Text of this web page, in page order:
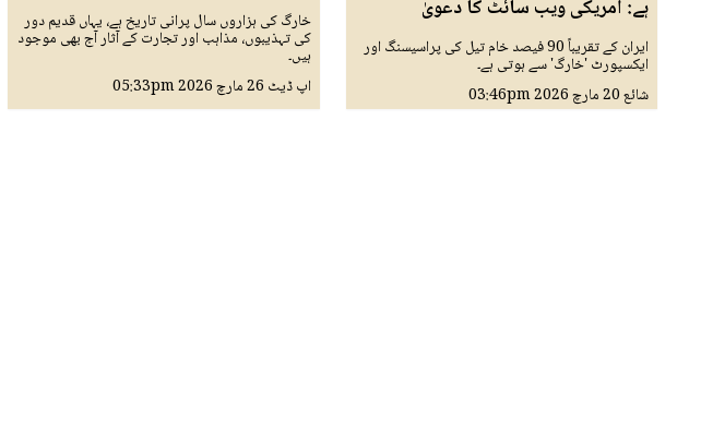
ہے: امریکی ویب سائٹ کا دعویٰ
ایران کے تقریباً 90 فیصد خام تیل کی پراسیسنگ اور
ایکسپورٹ 'خارگ' سے ہوتی ہے۔
شائع20 مارچ 2026 03:46pm
خارگ کی ہزاروں سال پرانی تاریخ ہے، یہاں قدیم دور
کی تہذیبوں، مذاہب اور تجارت کے آثار آج بھی موجود
ہیں۔
اپ ڈیٹ 26 مارچ 2026 05:33pm